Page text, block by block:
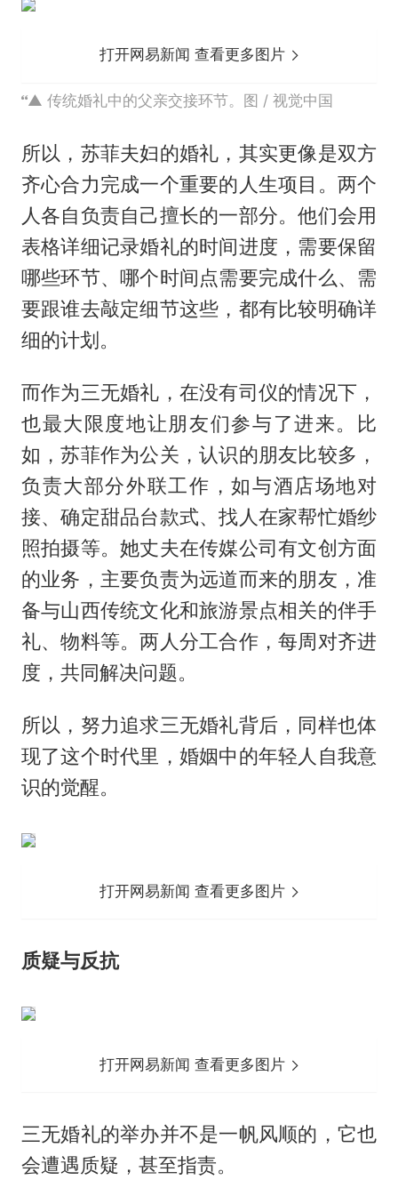
打开网易新闻 查看更多图片
▲ 传统婚礼中的父亲交接环节。图 / 视觉中国
所以，苏菲夫妇的婚礼，其实更像是双方
齐心合力完成一个重要的人生项目。两个
人各自负责自己擅长的一部分。他们会用
表格详细记录婚礼的时间进度，需要保留
哪些环节、哪个时间点需要完成什么、需
要跟谁去敲定细节这些，都有比较明确详
细的计划。
而作为三无婚礼，在没有司仪的情况下，
也最大限度地让朋友们参与了进来。比
如，苏菲作为公关，认识的朋友比较多，
负责大部分外联工作，如与酒店场地对
接、确定甜品台款式、找人在家帮忙婚纱
照拍摄等。她丈夫在传媒公司有文创方面
的业务，主要负责为远道而来的朋友，准
备与山西传统文化和旅游景点相关的伴手
礼、物料等。两人分工合作，每周对齐进
度，共同解决问题。
所以，努力追求三无婚礼背后，同样也体
现了这个时代里，婚姻中的年轻人自我意
识的觉醒。
打开网易新闻 查看更多图片
质疑与反抗
打开网易新闻 查看更多图片
三无婚礼的举办并不是一帆风顺的，它也
会遭遇质疑，甚至指责。